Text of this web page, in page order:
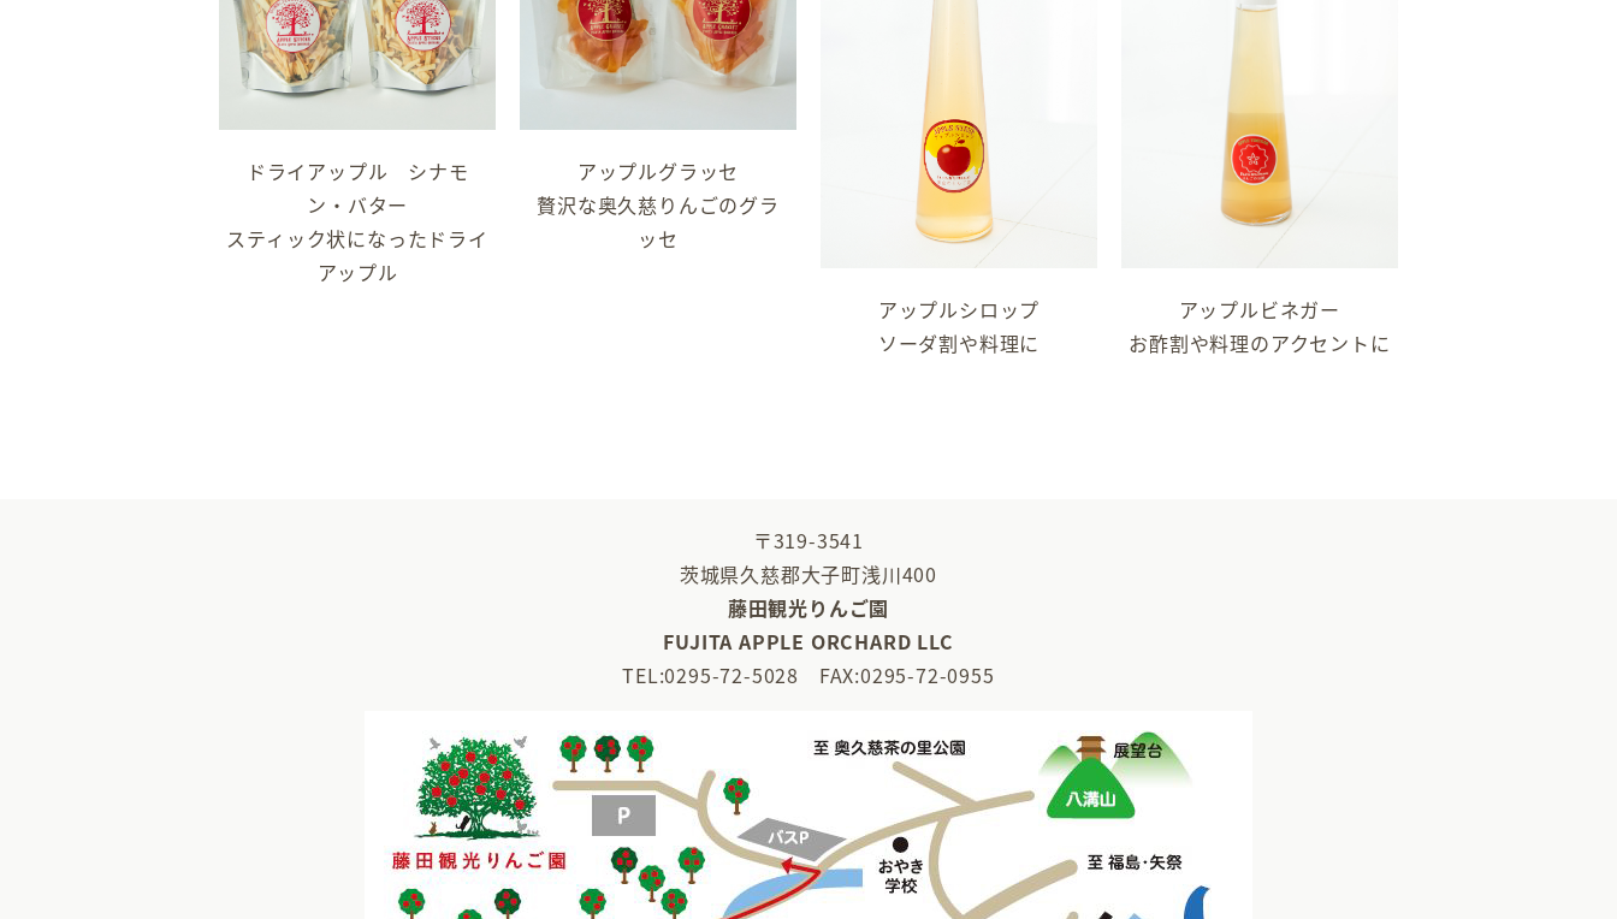
ドライアップル シナモ
ン・バター
スティック状になったドライ
アップル
アップルグラッセ
贅沢な奥久慈りんごのグラ
ッセ
アップルシロップ
ソーダ割や料理に
アップルビネガー
お酢割や料理のアクセントに
〒319-3541
茨城県久慈郡大子町浅川400
藤田観光りんご園
FUJITA APPLE ORCHARD LLC
TEL:0295-72-5028 FAX:0295-72-0955